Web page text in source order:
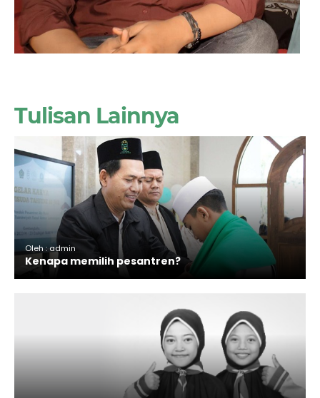
Tulisan Lainnya
Oleh : admin
Kenapa memilih pesantren?